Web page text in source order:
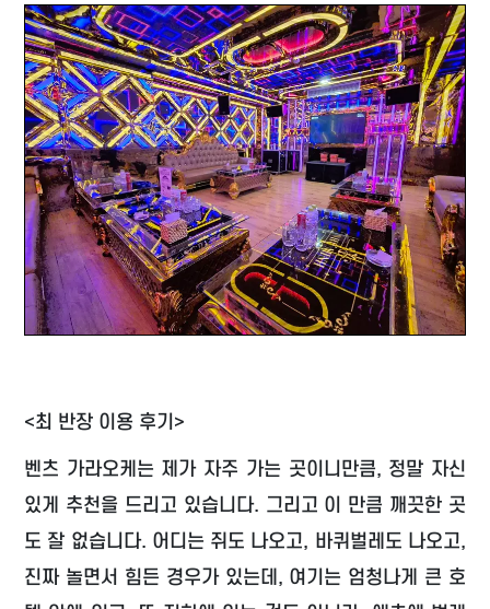
<최 반장 이용 후기>
벤츠 가라오케는 제가 자주 가는 곳이니만큼, 정말 자신
있게 추천을 드리고 있습니다. 그리고 이 만큼 깨끗한 곳
도 잘 없습니다. 어디는 쥐도 나오고, 바퀴벌레도 나오고,
진짜 놀면서 힘든 경우가 있는데, 여기는 엄청나게 큰 호